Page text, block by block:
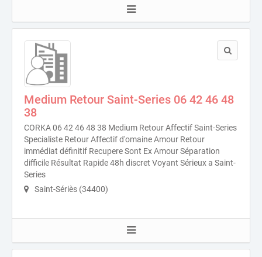
Medium Retour Saint-Series 06 42 46 48
38
CORKA 06 42 46 48 38 Medium Retour Affectif Saint-Series
Specialiste Retour Affectif d'omaine Amour Retour
immédiat définitif Recupere Sont Ex Amour Séparation
difficile Résultat Rapide 48h discret Voyant Sérieux a Saint-
Series
Saint-Sériès (34400)